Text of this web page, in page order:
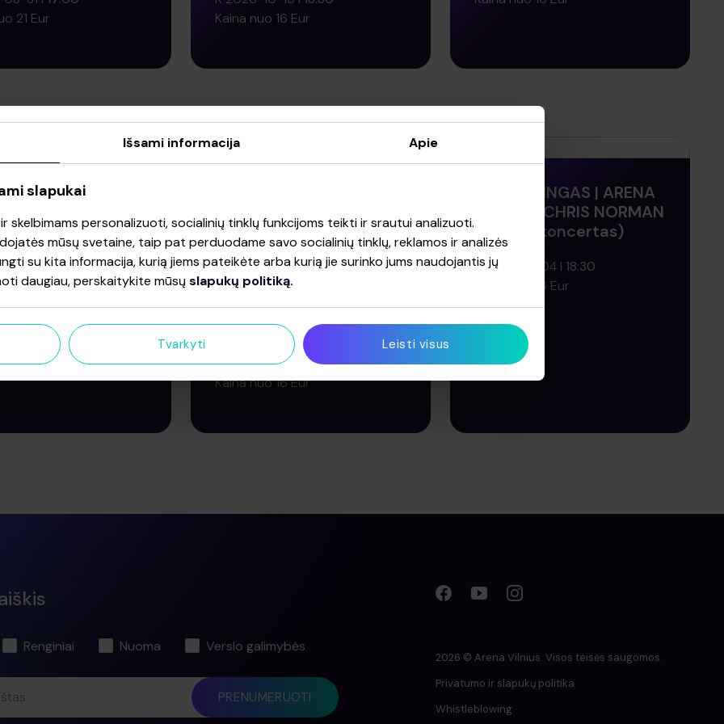
21 Eur
BILIETĄ
Kaina nuo 16 Eur
PIRKTI BILIETĄ
| ARENA
from Modern
21 17:30
16 Eur
SHOW / Wielkie
Wileńskie Andrzejki:
HADDAWAY, DR. ABAN,
Jenny from ACE OF
BASE, MASTERS,
IMPERIUM)
P 2026-11-27
17:30
Kaina nuo 16 Eur
PIRKTI BILIETĄ
VIP PARKINGAS | ARENA
VILNIUS (CHRIS NORMAN
& BAND koncertas)
P 2026-12-04 18:30
Kaina nuo 16 Eur
Renginiai Nuoma Verslo galimybės
PRENUMERUOTI
2026 © Arena Vilnius. Visos teisės saugomos.
Privatumo ir slapukų politika
Whistleblowing
Išsami informacija Apie
slapukai
skelbimams personalizuoti, socialinių tinklų funkcijoms teikti ir srautui analizuoti.
mūsų svetaine, taip pat perduodame savo socialinių tinklų, reklamos ir analizės
su kita informacija, kurią jiems pateikėte arba kurią jie surinko jums naudojantis jų
daugiau, perskaitykite mūsų slapukų politiką.
Tvarkyti Leisti visus